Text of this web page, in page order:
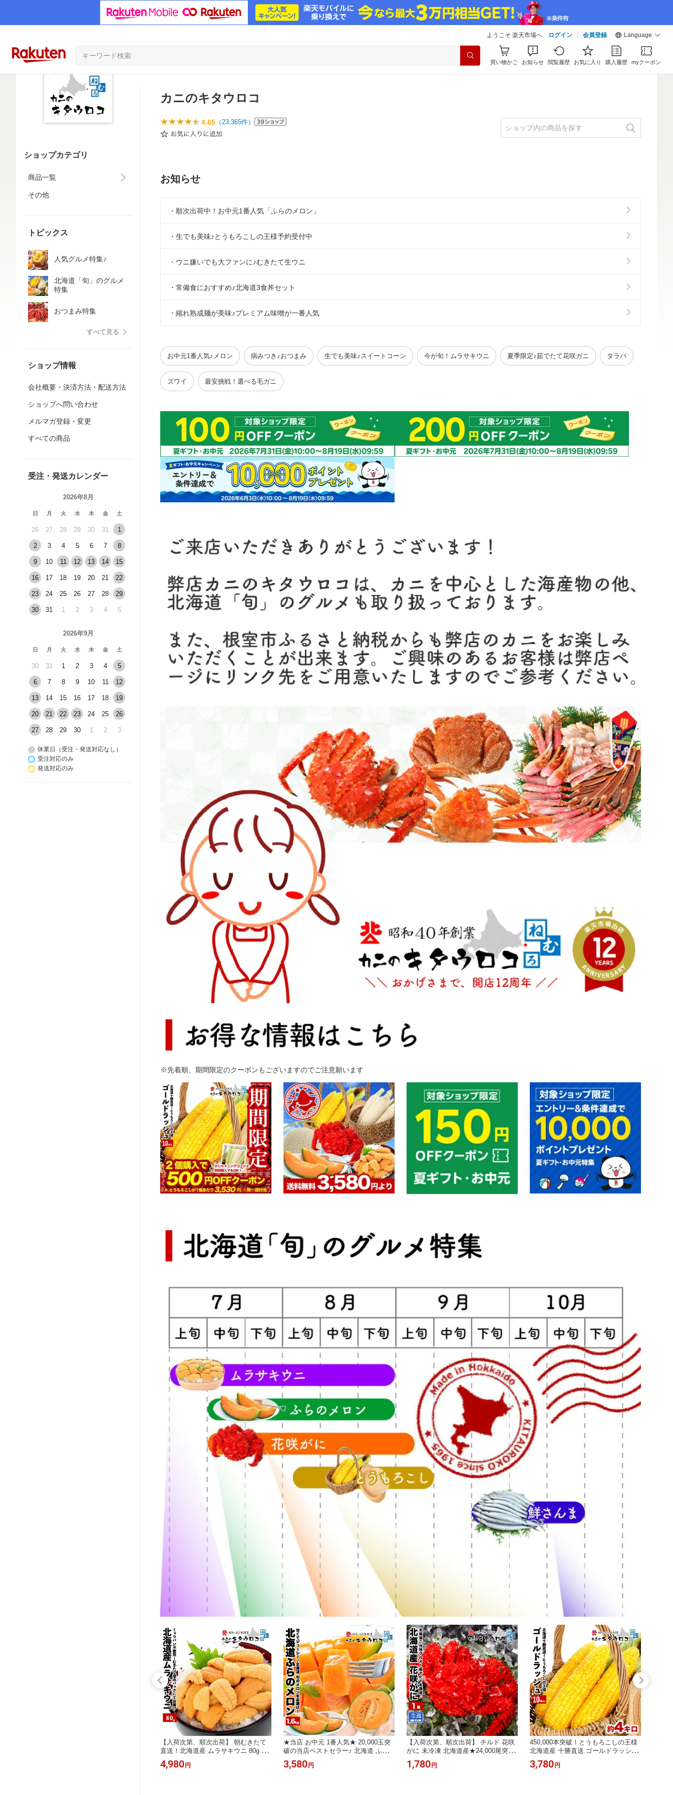
ようこそ 楽天市場へ ログイン 会員登録 Language
買い物かご お知らせ 閲覧履歴 お気に入り 購入履歴 myクーポン
ショップカテゴリ
商品一覧
その他
トピックス
人気グルメ特集♪
北海道「旬」のグルメ
特集
おつまみ特集
すべて見る
ショップ情報
会社概要・決済方法・配送方法
ショップへ問い合わせ
メルマガ登録・変更
すべての商品
受注・発送カレンダー
2026年8月
日 月 火 水 木 金 土
26 27 28 29 30 31 1
2 3 4 5 6 7 8
9 10 11 12 13 14 15
16 17 18 19 20 21 22
23 24 25 26 27 28 29
30 31 1 2 3 4 5
2026年9月
日 月 火 水 木 金 土
30 31 1 2 3 4 5
6 7 8 9 10 11 12
13 14 15 16 17 18 19
20 21 22 23 24 25 26
27 28 29 30 1 2 3
休業日（受注・発送対応なし）
受注対応のみ
発送対応のみ
カニのキタウロコ
4.65 （23,365件）
お知らせ
・順次出荷中！お中元1番人気「ふらのメロン」
・生でも美味♪とうもろこしの王様予約受付中
・ウニ嫌いでも大ファンに♪むきたて生ウニ
・常備食におすすめ♪北海道3食丼セット
・縮れ熟成麺が美味♪プレミアム味噌が一番人気
お中元1番人気♪メロン 病みつき♪おつまみ 生でも美味♪スイートコーン 今が旬！ムラサキウニ 夏季限定♪茹でたて花咲ガニ タラバ
ズワイ 最安挑戦！選べる毛ガニ
※先着順、期間限定のクーポンもございますのでご注意願います
【入荷次第、順次出荷】 朝むきたて
直送！北海道産 ムラサキウニ 80g 塩
水パック ウニ 生ウニ 開封パンフ付
送料無料 同梱不可生うに うに 雲丹
4,980 円
★当店 お中元 1番人気★ 20,000玉突
破の当店ベストセラー♪ 北海道 ふら
のメロン 約1.6kgx1玉入 優品または
秀品をお届け！送料無料 朝もぎ おた
3,580 円
【入荷次第、順次出荷】 チルド 花咲
がに 未冷凍 北海道産★24,000尾突破
★茹でたて直送！350〜500g前後 1尾
入 かに カニ 蟹 花咲ガニ ご当地グル
1,780 円
450,000本突破！とうもろこしの王様
北海道産 十勝直送 ゴールドラッシュ
10本入生でもメロン並の甘さ おため
し 夏グルメ とうきび 送料無料 指定
3,780 円